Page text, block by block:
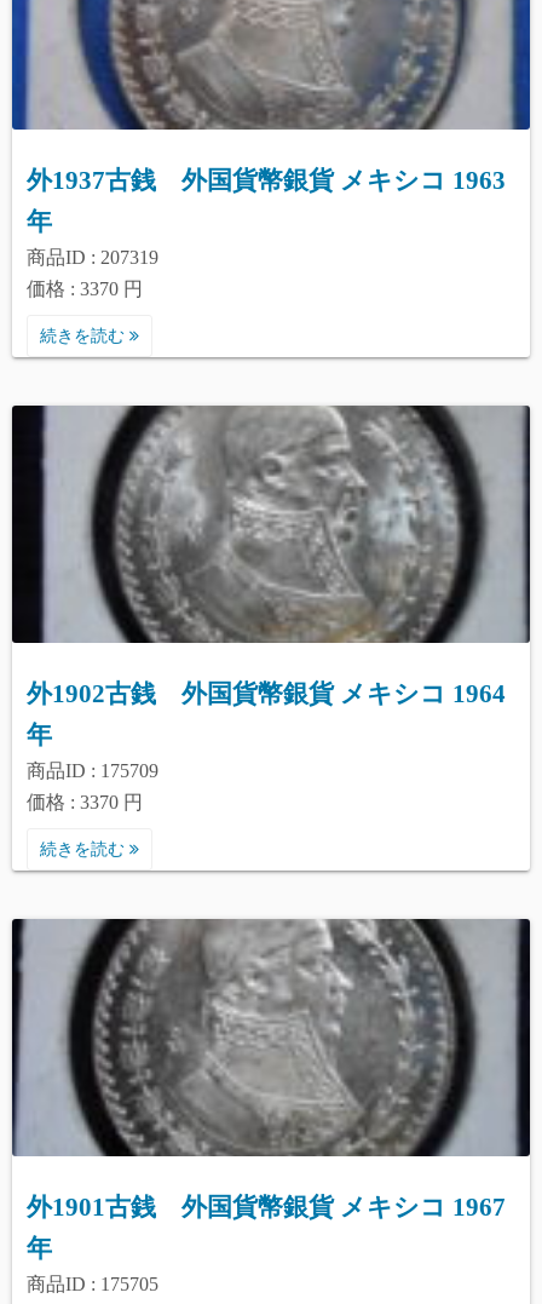
外1937古銭 外国貨幣銀貨 メキシコ 1963
年
商品ID : 207319
価格 : 3370 円
続きを読む
外1902古銭 外国貨幣銀貨 メキシコ 1964
年
商品ID : 175709
価格 : 3370 円
続きを読む
外1901古銭 外国貨幣銀貨 メキシコ 1967
年
商品ID : 175705